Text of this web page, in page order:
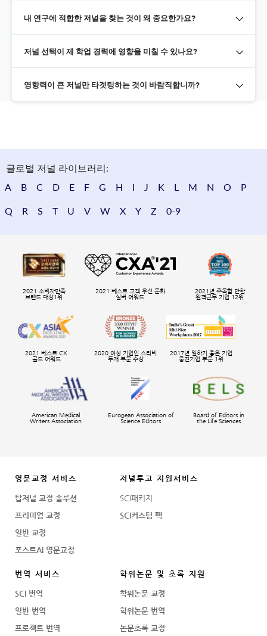
내 연구에 적합한 저널을 찾는 것이 왜 중요한가요?
저널 선택이 제 학업 경력에 영향을 미칠 수 있나요?
영향력이 큰 저널만 타겟팅하는 것이 바람직합니까?
글로벌 저널 라이브러리:
A
B C D E F G H I J K L M N O P
Q R S T U V W X Y Z 0-9